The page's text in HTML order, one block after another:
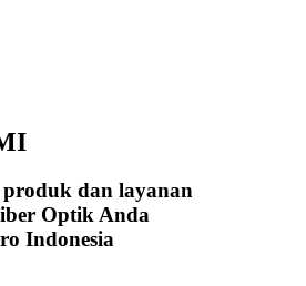
dan layanan
Optik Anda
Indonesia